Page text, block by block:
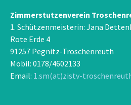
Zimmerstutzenverein
1. Schützenmeisterin: Jana
Rote Erde 4
91257 Pegnitz-Troschenreuth
Mobil: 0178/4602133
Email: 1.sm(at)zistv-